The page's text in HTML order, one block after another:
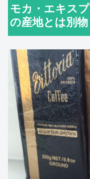
モカ・エキス
の産地とは別物